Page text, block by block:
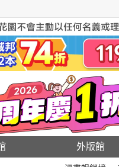
外版館